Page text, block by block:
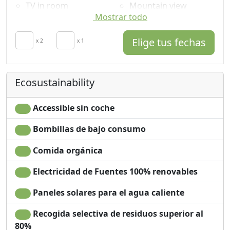
TV in room
Autonomous heating
secador de pelo
Terrace
Sábanas
Desk
Mountain view
Panoramic view
Own entrance
Espacio en clase A+
Smart TV
Almohada
Mostrar todo
x 2 x 1 Elige tus fechas
Ecosustainability
Accessible sin coche
Bombillas de bajo consumo
Comida orgánica
Electricidad de Fuentes 100% renovables
Paneles solares para el agua caliente
Recogida selectiva de residuos superior al
80%